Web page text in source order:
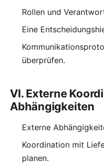
Rollen und
Eine
überprüfen.
VI. Externe
Abhängigkeiten
Externe
Koordination mit
planen.